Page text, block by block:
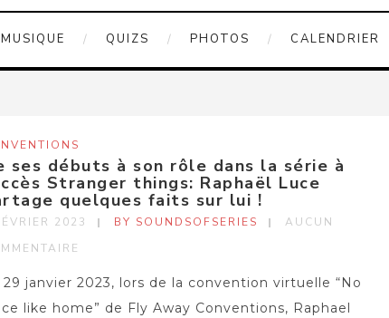
MUSIQUE QUIZS PHOTOS CALENDRIER
ses débuts à son rôle dans la série à
Stranger things: Raphaël Luce
quelques faits sur lui !
2023 BY SOUNDSOFSERIES
AUCUN
29 janvier 2023, lors de la convention virtuelle “No
like home” de Fly Away Conventions, Raphael